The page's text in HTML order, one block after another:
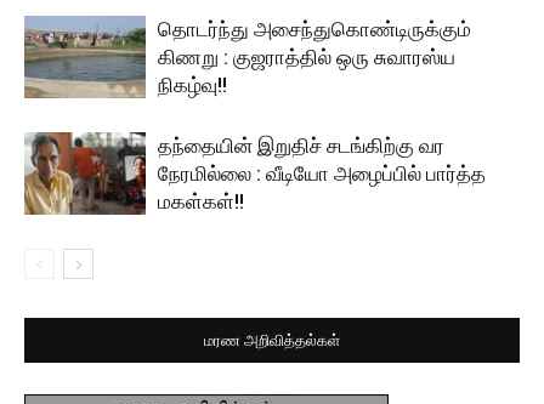
தொடர்ந்து அசைந்துகொண்டிருக்கும்
கிணறு : குஜராத்தில் ஒரு சுவாரஸ்ய
நிகழ்வு!!
தந்தையின் இறுதிச் சடங்கிற்கு வர
நேரமில்லை : வீடியோ அழைப்பில் பார்த்த
மகள்கள்!!
மரண அறிவித்தல்கள்